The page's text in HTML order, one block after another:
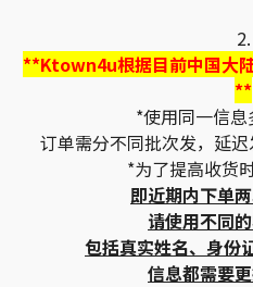
2.
**Ktown4u根据目前中国大
**
*使用同一信息
订单需分不同批次发，延
*为了提高收货
即近期内下单两
请使用不同的
包括真实姓名、身份
信息都需要